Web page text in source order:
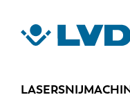
inhoud
PPED